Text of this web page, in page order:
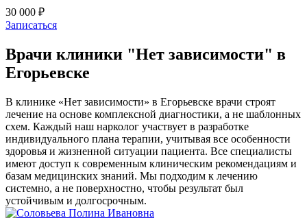
30 000 ₽
Записаться
Врачи клиники "Нет зависимости" в
Егорьевске
В клинике «Нет зависимости» в Егорьевске врачи строят
лечение на основе комплексной диагностики, а не шаблонных
схем. Каждый наш нарколог участвует в разработке
индивидуального плана терапии, учитывая все особенности
здоровья и жизненной ситуации пациента. Все специалисты
имеют доступ к современным клиническим рекомендациям и
базам медицинских знаний. Мы подходим к лечению
системно, а не поверхностно, чтобы результат был
устойчивым и долгосрочным.